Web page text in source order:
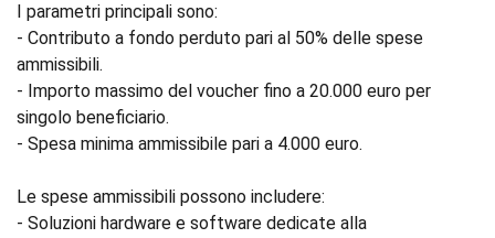
I parametri principali sono:
- Contributo a fondo perduto pari al 50% delle spese
ammissibili.
- Importo massimo del voucher fino a 20.000 euro per
singolo beneficiario.
- Spesa minima ammissibile pari a 4.000 euro.
Le spese ammissibili possono includere:
- Soluzioni hardware e software dedicate alla